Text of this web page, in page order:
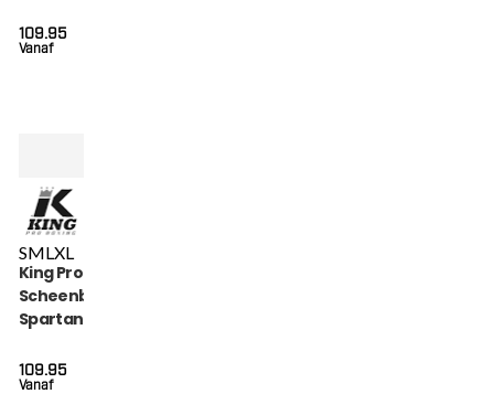
Vanaf
109.95
SML XL
King Pro Boxing
Scheenbeschermers
Spartan Series (KPB
Vanaf
109.95